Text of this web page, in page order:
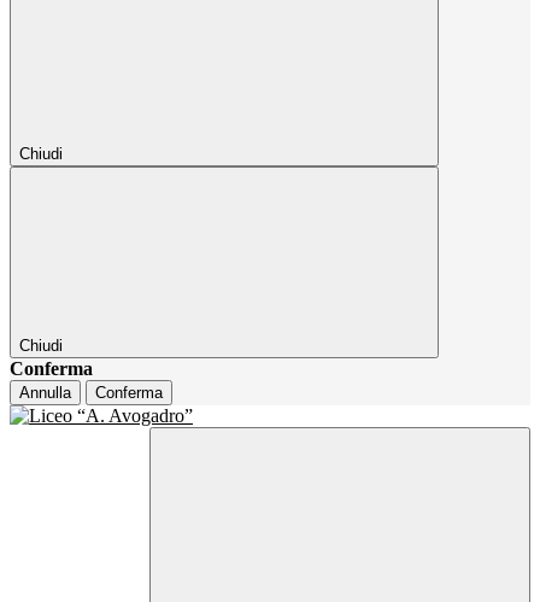
Chiudi
Chiudi
Conferma
Annulla Conferma